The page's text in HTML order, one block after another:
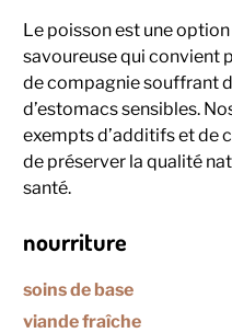
nourriture
soins de base
viande fraîche
Le poisson est une
savoureuse qui convient
de compagnie souffrant
d’estomacs sensibles.
exempts d’additifs et de
de préserver la qualité
santé.